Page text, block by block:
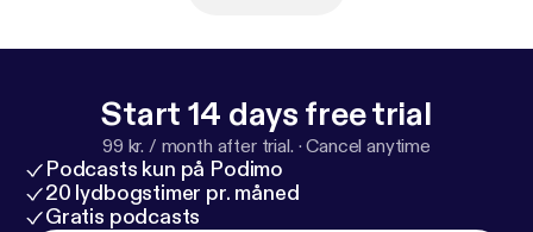
Start 14 days free trial
99 kr. / month after trial. ·Cancel anytime
Podcasts kun på Podimo
20 lydbogstimer pr. måned
Gratis podcasts